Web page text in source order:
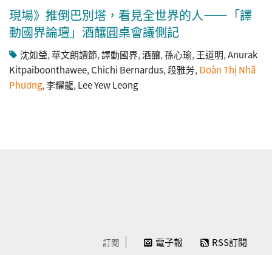
現場》推倒巴別塔，看見全世界的人——「譯
動國界論壇」酒釀圓桌會議側記
沈如瑩,華文朗讀節,譯動國界,酒釀,孫心瑜, 王道明,Anurak
Kitpaiboonthawee, Chichi Bernardus,段雅芳,Đoàn Thị Nhã
Phương,李耀龍, Lee Yew Leong
訂閱 電子報 RSS訂閱